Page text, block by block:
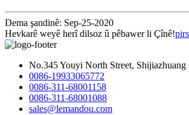
Dema şandinê: Sep-25-2020
Hevkarê weyê herî dilsoz û pêbawer li Çînê!pirs
No.345 Youyi North Street,
0086-19933065772
0086-311-68001158
0086-311-68001088
sales@lemandou.com